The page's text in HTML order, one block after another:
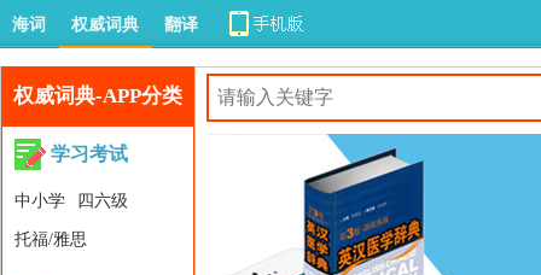
海词 权威词典 翻译
权威词典-APP分类
学习考试
中小学 四六级
托福/雅思